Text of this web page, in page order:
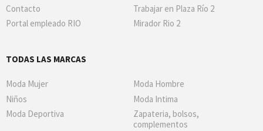
Contacto
Trabajar en Plaza Río 2
Portal empleado RIO
Mirador Rio 2
TODAS LAS MARCAS
Moda Mujer
Moda Hombre
Niños
Moda Intima
Moda Deportiva
Zapateria, bolsos,
complementos